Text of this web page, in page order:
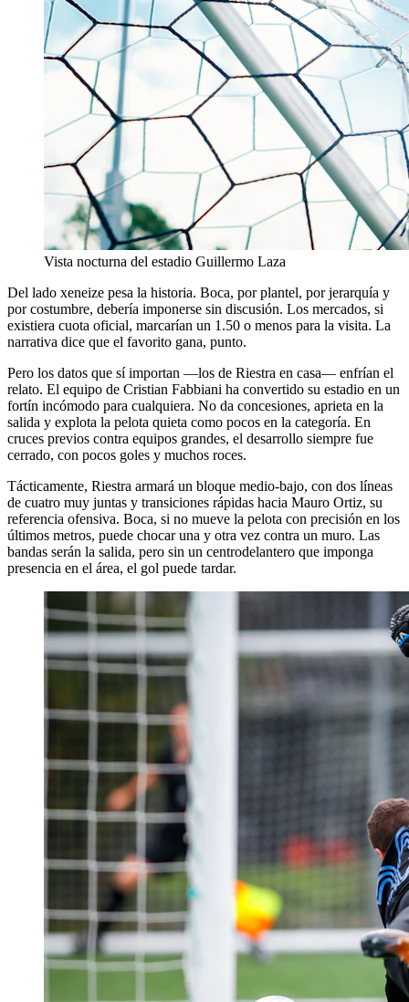
Vista nocturna del estadio Guillermo Laza
Del lado xeneize pesa la historia. Boca, por plantel, por jerarquía y
por costumbre, debería imponerse sin discusión. Los mercados, si
existiera cuota oficial, marcarían un 1.50 o menos para la visita. La
narrativa dice que el favorito gana, punto.
Pero los datos que sí importan —los de Riestra en casa— enfrían el
relato. El equipo de Cristian Fabbiani ha convertido su estadio en un
fortín incómodo para cualquiera. No da concesiones, aprieta en la
salida y explota la pelota quieta como pocos en la categoría. En
cruces previos contra equipos grandes, el desarrollo siempre fue
cerrado, con pocos goles y muchos roces.
Tácticamente, Riestra armará un bloque medio-bajo, con dos líneas
de cuatro muy juntas y transiciones rápidas hacia Mauro Ortiz, su
referencia ofensiva. Boca, si no mueve la pelota con precisión en los
últimos metros, puede chocar una y otra vez contra un muro. Las
bandas serán la salida, pero sin un centrodelantero que imponga
presencia en el área, el gol puede tardar.